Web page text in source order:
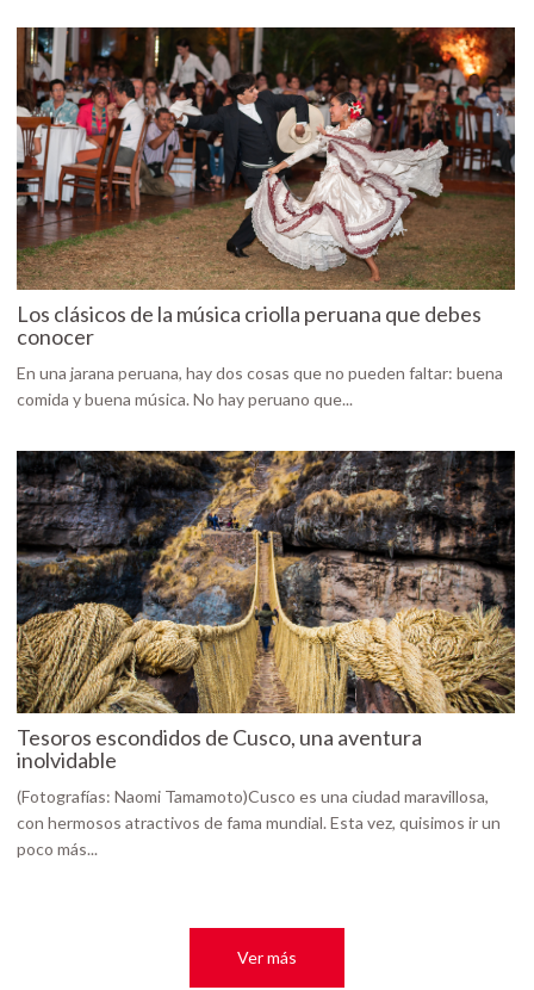
Los clásicos de la música criolla peruana que debes
conocer
En una jarana peruana, hay dos cosas que no pueden faltar: buena
comida y buena música. No hay peruano que...
Tesoros escondidos de Cusco, una aventura
inolvidable
(Fotografías: Naomi Tamamoto)Cusco es una ciudad maravillosa,
con hermosos atractivos de fama mundial. Esta vez, quisimos ir un
poco más...
Ver más